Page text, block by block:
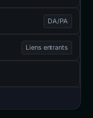
DA/PA
Liens entrants